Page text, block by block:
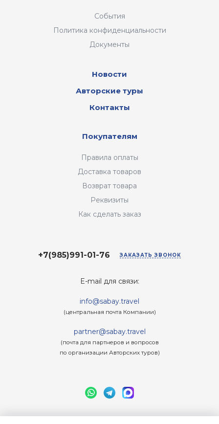
События
Политика конфиденциальности
Документы
Новости
Авторские туры
Контакты
Покупателям
Правила оплаты
Доставка товаров
Возврат товара
Реквизиты
Как сделать заказ
+7(985)991-01-76 ЗАКАЗАТЬ ЗВОНОК
E-mail для связи:
info@sabay.travel
(центральная почта Компании)
partner@sabay.travel
(почта для партнеров и вопросов
по организации Авторских туров)